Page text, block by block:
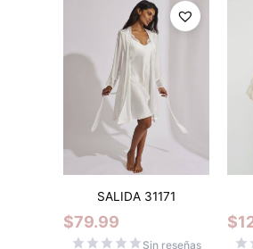
SALIDA 31171
$79.99
Sin reseñas
$